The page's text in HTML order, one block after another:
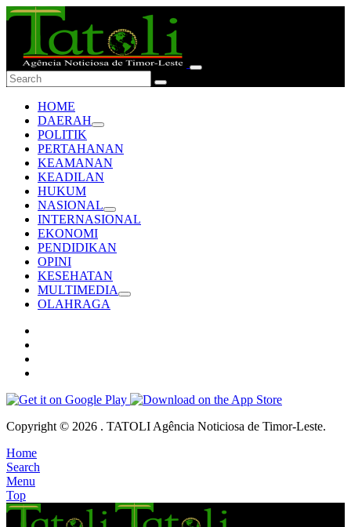
HOME
DAERAH
POLITIK
PERTAHANAN
KEAMANAN
KEADILAN
HUKUM
NASIONAL
INTERNASIONAL
EKONOMI
PENDIDIKAN
OPINI
KESEHATAN
MULTIMEDIA
OLAHRAGA
Copyright © 2026 . TATOLI Agência Noticiosa de Timor-Leste.
Home
Search
Menu
Top